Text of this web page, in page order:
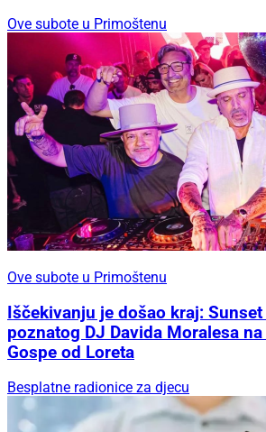
Ove subote u Primoštenu
Ove subote u Primoštenu
Iščekivanju je došao kraj:
poznatog DJ Davida Moralesa
Gospe od Loreta
Besplatne radionice za djecu